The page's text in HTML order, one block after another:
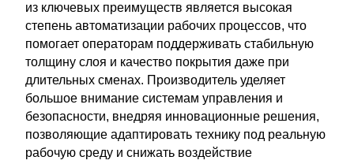
из ключевых преимуществ является высокая
степень автоматизации рабочих процессов, что
помогает операторам поддерживать стабильную
толщину слоя и качество покрытия даже при
длительных сменах. Производитель уделяет
большое внимание системам управления и
безопасности, внедряя инновационные решения,
позволяющие адаптировать технику под реальную
рабочую среду и снижать воздействие